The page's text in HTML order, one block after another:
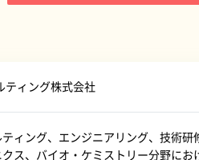
ティング株式会社
ィング、エンジニアリング、技術
ス、バイオ・ケミストリー分野にお